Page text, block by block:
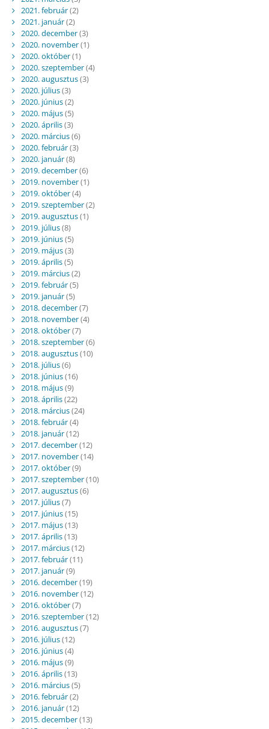
2021. február(2)
2021. január(2)
2020. december(3)
2020. november(1)
2020. október(1)
2020. szeptember(4)
2020. augusztus(3)
2020. július(3)
2020. június(2)
2020. május(5)
2020. április(3)
2020. március(6)
2020. február(3)
2020. január(8)
2019. december(6)
2019. november(1)
2019. október(4)
2019. szeptember(2)
2019. augusztus(1)
2019. július(8)
2019. június(5)
2019. május(3)
2019. április(5)
2019. március(2)
2019. február(5)
2019. január(5)
2018. december(7)
2018. november(4)
2018. október(7)
2018. szeptember(6)
2018. augusztus(10)
2018. július(6)
2018. június(16)
2018. május(9)
2018. április(22)
2018. március(24)
2018. február(4)
2018. január(12)
2017. december(12)
2017. november(14)
2017. október(9)
2017. szeptember(10)
2017. augusztus(6)
2017. július(7)
2017. június(15)
2017. május(13)
2017. április(13)
2017. március(12)
2017. február(11)
2017. január(9)
2016. december(19)
2016. november(12)
2016. október(7)
2016. szeptember(12)
2016. augusztus(7)
2016. július(12)
2016. június(4)
2016. május(9)
2016. április(13)
2016. március(5)
2016. február(2)
2016. január(12)
2015. december(13)